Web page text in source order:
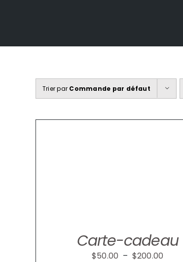
Trier par Commande par défaut
Carte-cadeau
$50.00 – $200.00